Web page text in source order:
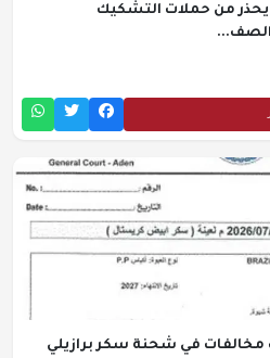
يحذر من حملات التشكيك
الصف...
مخالفات في شحنة سكر برازيلي